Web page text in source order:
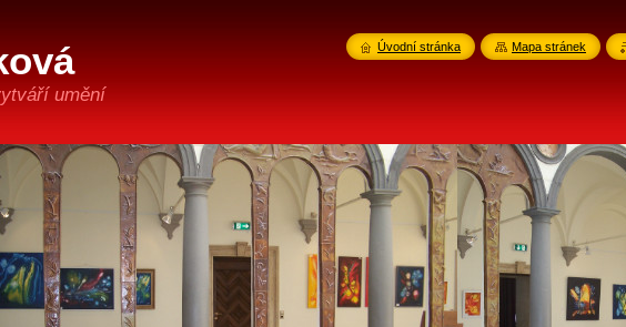
umění
Úvodní stránka Mapa stránek